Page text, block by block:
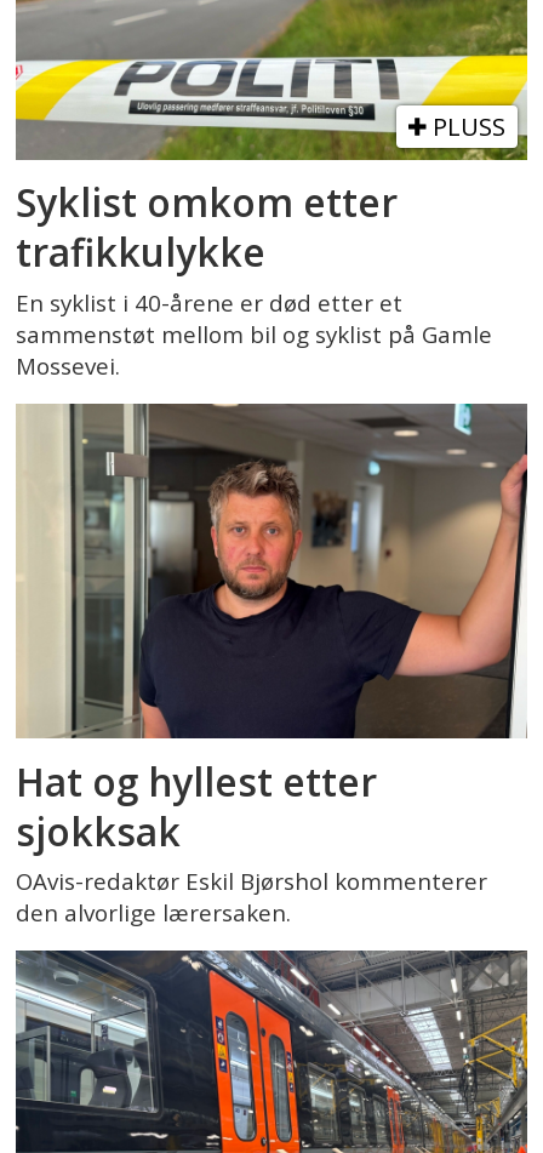
PLUSS
Syklist omkom etter
trafikkulykke
En syklist i 40-årene er død etter et
sammenstøt mellom bil og syklist på Gamle
Mossevei.
Hat og hyllest etter
sjokksak
OAvis-redaktør Eskil Bjørshol kommenterer
den alvorlige lærersaken.